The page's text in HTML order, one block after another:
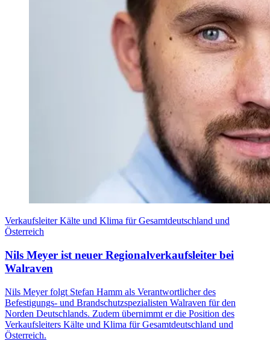
Verkaufsleiter Kälte und Klima für Gesamtdeutschland und
Österreich
Nils Meyer ist neuer Regionalverkaufsleiter bei
Walraven
Nils Meyer folgt Stefan Hamm als Verantwortlicher des
Befestigungs- und Brandschutzspezialisten Walraven für den
Norden Deutschlands. Zudem übernimmt er die Position des
Verkaufsleiters Kälte und Klima für Gesamtdeutschland und
Österreich.